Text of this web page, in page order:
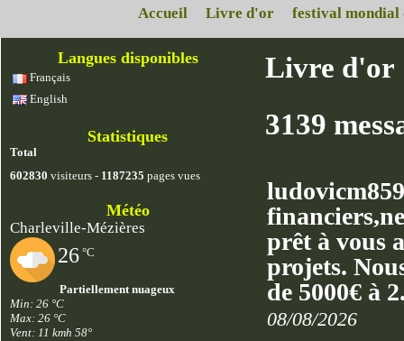
Accueil Livre d'or festival mondial
Langues disponibles
Français
English
Statistiques
Total
602830 visiteurs - 1187235 pages vues
Météo
Charleville-Mézières
26 °C
Partiellement nuageux
Min: 26 °C
Max: 26 °C
Vent: 11 kmh 58°
Livre d'or
3139
prêt à vous
projets.
de 5000€ à
08/08/2026